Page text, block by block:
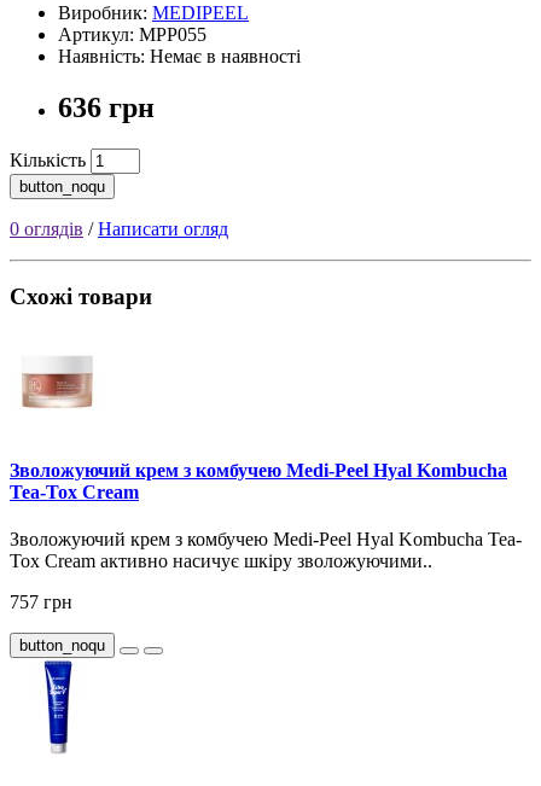
Виробник: MEDIPEEL
Артикул: MPP055
Наявність: Немає в наявності
636 грн
Кількість
button_noqu
0 оглядів /Написати огляд
Схожі товари
Зволожуючий крем з комбучею Medi-Peel Hyal Kombucha
Tea-Tox Cream
Зволожуючий крем з комбучею Medi-Peel Hyal Kombucha Tea-
Tox Cream активно насичує шкіру зволожуючими..
757 грн
button_noqu